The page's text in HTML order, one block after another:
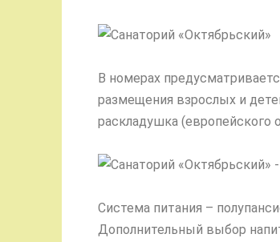
В номерах
размещения взрослых и
раскладушка (европейского
Система питания –
Дополнительный выбор